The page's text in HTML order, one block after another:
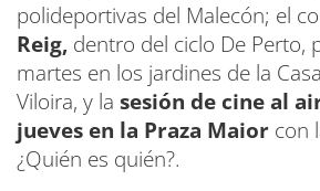
polideportivas del Malecón; el
Reig, dentro del ciclo De Perto,
martes en los jardines de la
Viloira, y la sesión de cine al
jueves en la Praza Maior con
¿Quién es quién?.